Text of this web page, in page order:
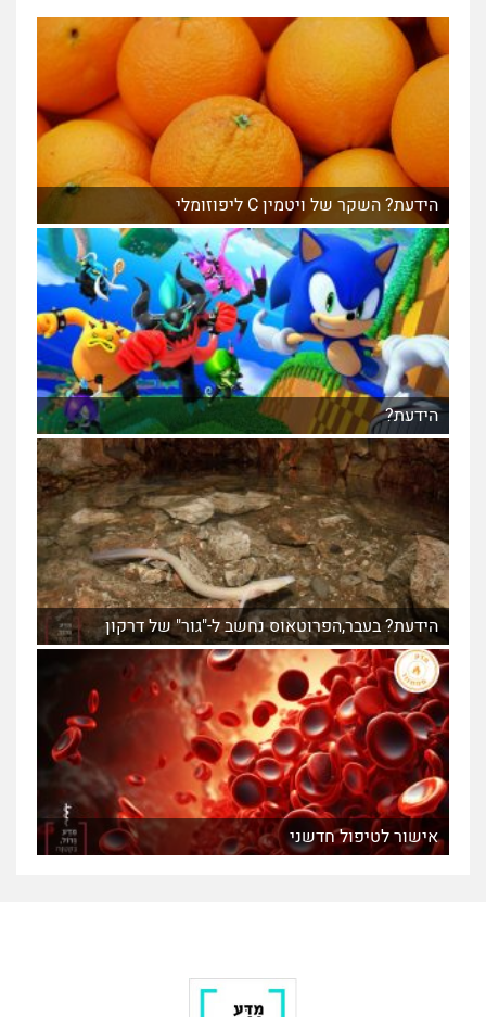
הידעת? השקר של ויטמין C ליפוזומלי
הידעת?
הידעת? בעבר,הפרוטאוס נחשב ל-"גור" של דרקון
אישור לטיפול חדשני